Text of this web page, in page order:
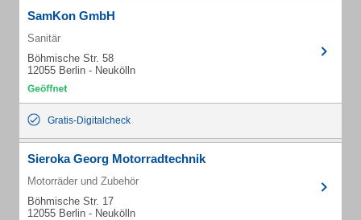
SamKon GmbH
Sanitär
Böhmische Str. 58
12055 Berlin - Neukölln
Gratis-Digitalcheck
Sieroka Georg Motorradtechnik
Motorräder und Zubehör
Böhmische Str. 17
12055 Berlin - Neukölln